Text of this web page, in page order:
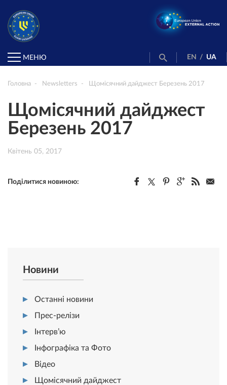
МЕНЮ EN / UA
Головна Newsletters Щомісячний дайджест Березень 2017
Щомісячний дайджест
Березень 2017
Квітень 05, 2017
Поділитися новиною:
Новини
Останні новини
Прес-релізи
Інтерв’ю
Інфографіка та Фото
Відео
Щомісячний дайджест